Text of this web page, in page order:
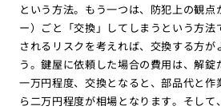
という方法。もう一つは、防犯上の観
ー）ごと「交換」してしまうという方法
されるリスクを考えれば、交換する方が
う。鍵屋に依頼した場合の費用は、解錠
一万円程度、交換となると、部品代と作
ら二万円程度が相場となります。そし